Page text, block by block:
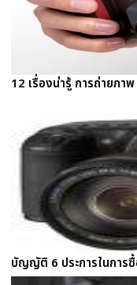
12 เรื่องน่ารู้ การถ่ายภ
บัญญัติ 6 ประการในการ